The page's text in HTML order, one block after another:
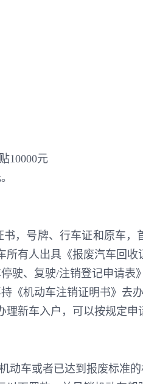
10000元
，号牌、行车证和原车
有人出具《报废汽车回收
驶、复驶/注销登记申请
《机动车注销证明书》去
新车入户，可以按规定申
动车或者已达到报废标